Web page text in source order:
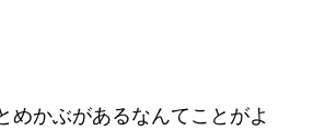
めかぶがあるなんてことがよ